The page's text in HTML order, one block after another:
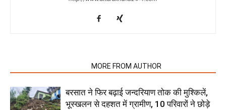
MORE FROM AUTHOR
बरसात ने फिर बढ़ाई जन्दरियाण तोक की मुश्किलें,
भूस्खलन से दहशत में ग्रामीण, 10 परिवारों ने छोड़े